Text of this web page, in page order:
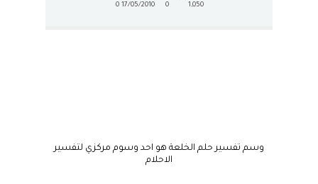
1,050
17/05/2010
0
وسم تفسير حلم الخلعة هو احد وسوم مركزي لتفسير
الاحلام